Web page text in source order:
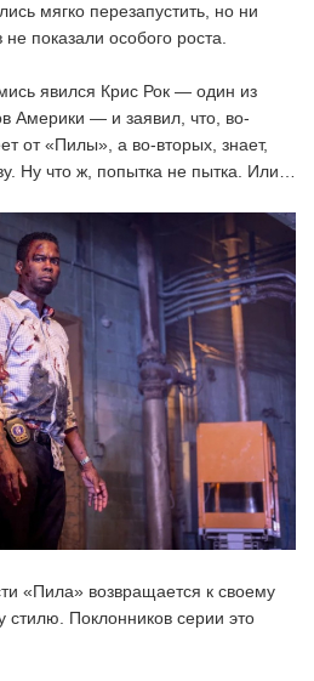
мягко перезапустить, но ни
показали особого роста.
явился Крис Рок — один из
Америки — и заявил, что, во-
от «Пилы», а во-вторых, знает,
Ну что ж, попытка не пытка. Или…
«Пила» возвращается к своему
Поклонников серии это